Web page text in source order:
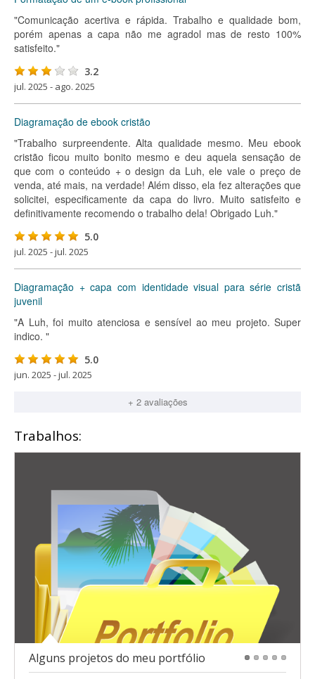
"Comunicação acertiva e rápida. Trabalho e qualidade bom,
porém apenas a capa não me agradol mas de resto 100%
satisfeito."
3.2
jul. 2025 - ago. 2025
Diagramação de ebook cristão
"Trabalho surpreendente. Alta qualidade mesmo. Meu ebook
cristão ficou muito bonito mesmo e deu aquela sensação de
que com o conteúdo + o design da Luh, ele vale o preço de
venda, até mais, na verdade! Além disso, ela fez alterações que
solicitei, especificamente da capa do livro. Muito satisfeito e
definitivamente recomendo o trabalho dela! Obrigado Luh."
5.0
jul. 2025 - jul. 2025
Diagramação + capa com identidade visual para série cristã
juvenil
"A Luh, foi muito atenciosa e sensível ao meu projeto. Super
indico. "
5.0
jun. 2025 - jul. 2025
+ 2 avaliações
Trabalhos:
Alguns projetos do meu portfólio